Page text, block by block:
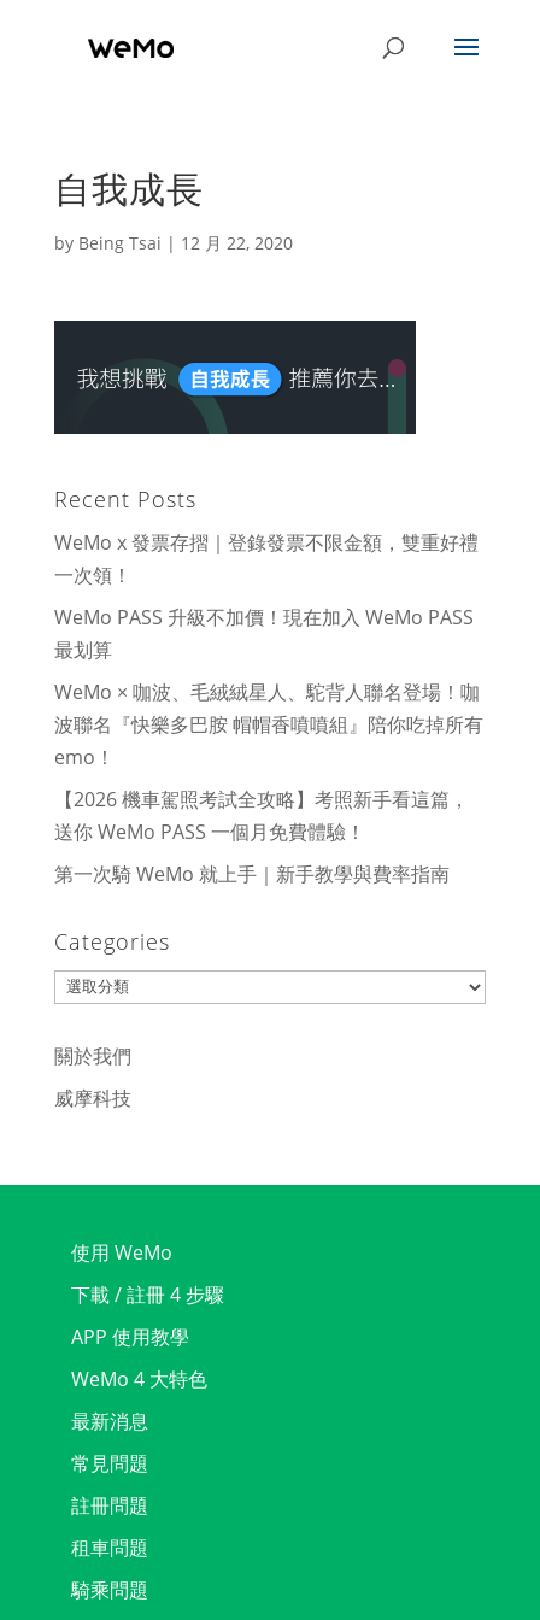
自我成長
by Being Tsai | 12 月 22, 2020
Recent Posts
WeMo x 發票存摺｜登錄發票不限金額，雙重好禮
一次領！
WeMo PASS 升級不加價！現在加入 WeMo PASS
最划算
WeMo × 咖波、毛絨絨星人、駝背人聯名登場！咖
波聯名『快樂多巴胺 帽帽香噴噴組』陪你吃掉所有
emo！
【2026 機車駕照考試全攻略】考照新手看這篇，
送你 WeMo PASS 一個月免費體驗！
第一次騎 WeMo 就上手｜新手教學與費率指南
Categories
Categories
關於我們
威摩科技
使用 WeMo
下載 / 註冊 4 步驟
APP 使用教學
WeMo 4 大特色
最新消息
常見問題
註冊問題
租車問題
騎乘問題